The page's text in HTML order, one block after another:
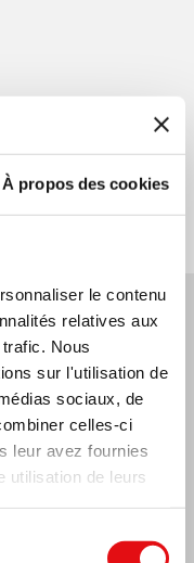
À propos des cookies
le contenu
relatives aux
Nous
sur l'utilisation de
sociaux, de
celles-ci
leur avez fournies
utilisation de leurs
OCD